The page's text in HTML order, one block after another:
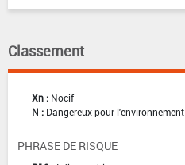
Classement
Xn : Nocif
N : Dangereux pour l'environnement
PHRASE DE RISQUE